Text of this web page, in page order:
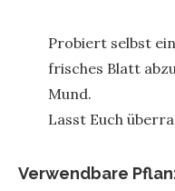
Probiert selbst
frisches Blatt
Mund.
Lasst Euch
Verwendbare